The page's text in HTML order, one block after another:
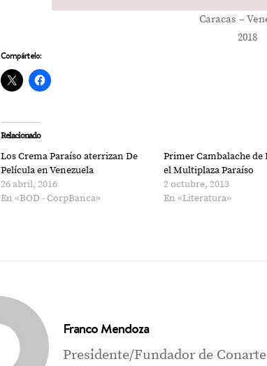
Caracas –
2018
Compártelo:
Relacionado
Los Crema Paraíso aterrizan De
Película en Venezuela
26 abril, 2016
En «BOD - CorpBanca»
Primer Cambalache de
el Multiplaza Paraíso
2 octubre, 2013
En «Literatura»
Franco Mendoza
Presidente/Fundador de Conarte